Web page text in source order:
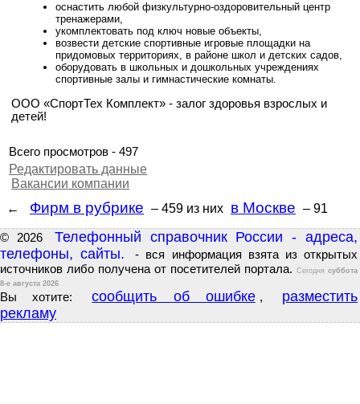
оснастить любой физкультурно-оздоровительный центр
тренажерами,
укомплектовать под ключ новые объекты,
возвести детские спортивные игровые площадки на
придомовых территориях, в районе школ и детских садов,
оборудовать в школьных и дошкольных учреждениях
спортивные залы и гимнастические комнаты.
ООО «СпортТех Комплект» - залог здоровья взрослых и
детей!
Всего просмотров - 497
Редактировать данные
Вакансии компании
←
Фирм в рубрике – 459 из них в Москве – 91
© 2026
Телефонный справочник России - адреса,
телефоны, сайты.
- вся информация взята из открытых
источников либо получена от посетителей портала. Сегодня суббота
8-е августа 2026
Вы хотите: сообщить об ошибке ,
разместить
рекламу